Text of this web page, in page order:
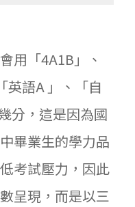
用「4A1B」、
英語A 」、「自
分，這是因為國
畢業生的學力品
考試壓力，因此
呈現，而是以三